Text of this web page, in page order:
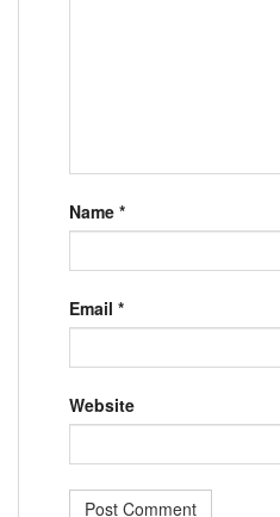
Name *
Email *
Website